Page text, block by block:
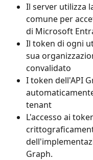
Il server utilizza
comune per
di Microsoft
Il token di ogni
sua
convalidato
I token dell'API
tenant
L'accesso ai
Graph.